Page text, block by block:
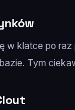
w klatce po
Tym